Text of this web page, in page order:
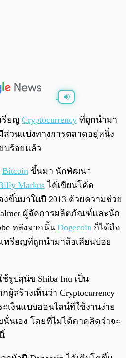
0:00/ 0:00
รียญ Cryptocurrency ที่ถูกนำมา
ส่วนแบ่งทางการตลาดอยู่หนึ่ง
บร้อยแล้ว
Bitcoin ขึ้นมา นักพัฒนา
Markus ได้เขียนโค้ด
งขึ้นมาในปี 2013 ด้วยความช่วย
ผู้จัดการผลิตภัณฑ์และนัก
หลังจากนั้น Dogecoin ก็ได้ถือ
หรียญที่ถูกนำมาล้อเลียนบ่อย
รูปสุนัข Shiba Inu เป็น
สร้างเห็นว่า Cryptocurrency
เงินแบบออนไลน์ที่ใช้งานง่าย
นั่นเอง โดยที่ไม่ได้คาดคิดว่าจะ